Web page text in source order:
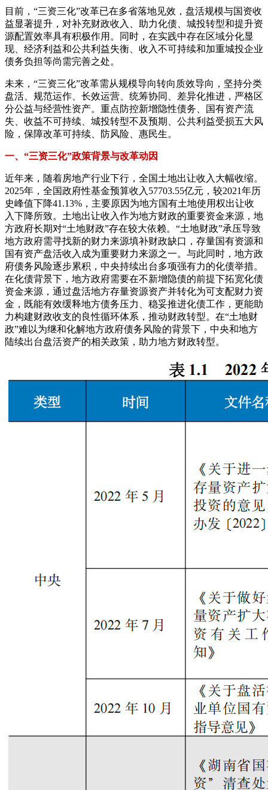
目前，“三资三化”改革已在多省落地见效，盘活规模与国资收
益显著提升，对补充财政收入、助力化债、城投转型和提升资
源配置效率具有积极作用。同时，在实践中存在区域分化显
现、经济利益和公共利益失衡、收入不可持续和加重城投企业
债务负担等尚需完善之处。
未来，“三资三化”改革需从规模导向转向质效导向，坚持分类
盘活、规范运作、长效运营、统筹协同、差异化推进，严格区
分公益与经营性资产。重点防控新增隐性债务、国有资产流
失、收益不可持续、城投转型不及预期、公共利益受损五大风
险，保障改革可持续、防风险、惠民生。
一、“三资三化”政策背景与改革动因
近年来，随着房地产行业下行，全国土地出让收入大幅收缩。
2025年，全国政府性基金预算收入57703.55亿元，较2021年历
史峰值下降41.13%，主要原因为地方国有土地使用权出让收
入下降所致。土地出让收入作为地方财政的重要资金来源，地
方政府长期对“土地财政”存在较大依赖。“土地财政”承压导致
地方政府需寻找新的财力来源填补财政缺口，存量国有资源和
国有资产盘活收入成为重要财力来源之一。与此同时，地方政
府债务风险逐步累积，中央持续出台多项强有力的化债举措。
在化债背景下，地方政府需要在不新增隐债的前提下拓宽化债
资金来源，通过盘活地方存量资源资产并转化为可支配财力资
金，既能有效缓释地方债务压力、稳妥推进化债工作，更能助
力构建财政收支的良性循环体系，推动财政转型。在“土地财
政”难以为继和化解地方政府债务风险的背景下，中央和地方
陆续出台盘活资产的相关政策，助力地方财政转型。